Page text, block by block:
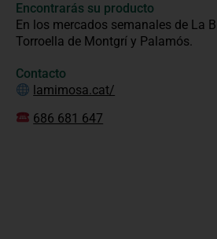
Encontrarás su producto
En los mercados semanales de La
Torroella de Montgrí y Palamós.
Contacto
lamimosa.cat/
686 681 647